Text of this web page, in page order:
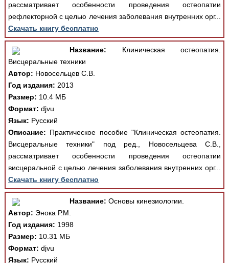
рассматривает особенности проведения остеопатии
рефлекторной с целью лечения заболевания внутренних орг...
Скачать книгу бесплатно
Название: Клиническая остеопатия.
Висцеральные техники
Автор: Новосельцев С.В.
Год издания: 2013
Размер: 10.4 МБ
Формат: djvu
Язык: Русский
Описание: Практическое пособие "Клиническая остеопатия.
Висцеральные техники" под ред., Новосельцева С.В.,
рассматривает особенности проведения остеопатии
висцеральной с целью лечения заболевания внутренних орг...
Скачать книгу бесплатно
Название: Основы кинезиологии.
Автор: Энока Р.М.
Год издания: 1998
Размер: 10.31 МБ
Формат: djvu
Язык: Русский